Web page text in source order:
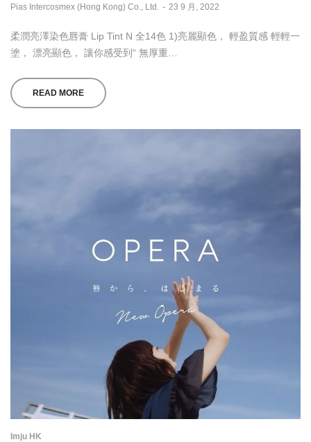
by
Pias Intercosmex (Hong Kong) Co., Ltd. 23 9 月, 2022
柔潤亮澤染色唇膏 Lip Tint N 全14色 1)亮麗顯色， 輕盈質感 輕輕一
塗， 漂亮顯色， 讓你感受到“ 無厚重…
READ MORE
Imju HK